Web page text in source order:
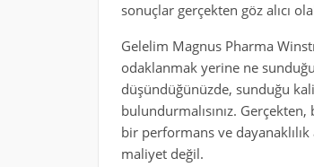
sonuçlar gerçekten göz alıcı
Gelelim Magnus Pharma
odaklanmak yerine ne
düşündüğünüzde, sunduğu
bulundurmalısınız.
bir performans ve
maliyet değil.